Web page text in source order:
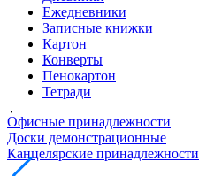
Ежедневники
Записные книжки
Картон
Конверты
Пенокартон
Тетради
Офисные принадлежности
Доски демонстрационные
Канцелярские принадлежности